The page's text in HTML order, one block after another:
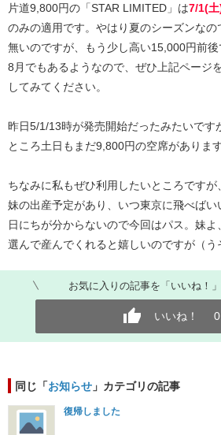
片道9,800円の「STAR LIMITED」は7/1(
のみの適用です。やはり夏のシーズンなの
無いのですが、もう少し高い15,000円前
8月でもあるようなので、ぜひ上記ページ
してみてください。
昨日5/1/13時が発売開始だったみたいです
ところ土日もまだ9,800円の空席があります
ちなみに私もぜひ利用したいところですが
妹の出産予定があり、いつ東京に飛べばい
日にちが分からないので今回はパス。妹よ
選んで産んでくれると嬉しいのですが（う
お気に入りの記事を「いいね！
いいね！ 0
同じ「お知らせ 」カテゴリの記事
復帰しました